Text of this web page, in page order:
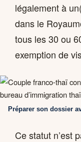
légalement à
dans le
tous les 30 ou
exemption de
Préparer son dossier
Ce statut n’est